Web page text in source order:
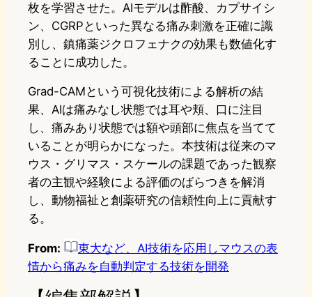
枚を学習させた。AIモデルは酢酸、カプサイシ
ン、CGRPといった異なる痛み刺激を正確に識
別し、鎮痛薬ジクロフェナクの効果も数値化す
ることに成功した。
Grad-CAMという可視化技術による解析の結
果、AIは痛みなし状態では耳や頬、口に注目
し、痛みあり状態では額や頭部に焦点を当てて
いることが明らかになった。本技術は従来のマ
ウス・グリマス・スケールの課題であった観察
者の主観や経験による評価のばらつきを解消
し、動物福祉と創薬研究の信頼性向上に貢献す
る。
From:
東大など、AI技術を応用しマウスの表
情から痛みを自動判定する技術を開発